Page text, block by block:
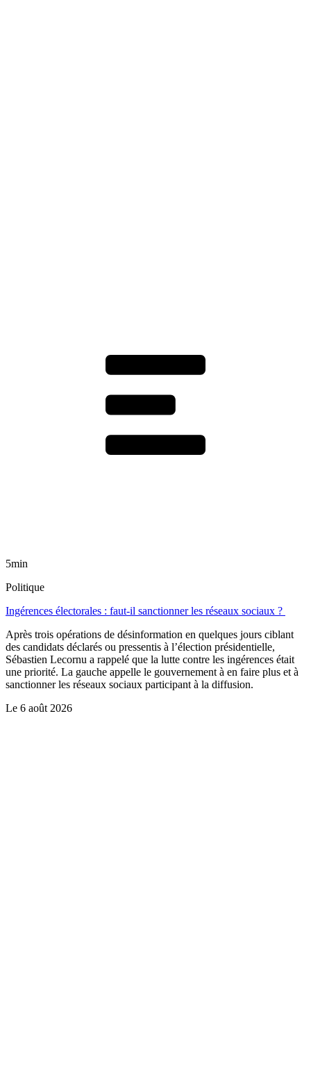
5min
Politique
Ingérences électorales : faut-il sanctionner les réseaux sociaux ?
Après trois opérations de désinformation en quelques jours ciblant
des candidats déclarés ou pressentis à l’élection présidentielle,
Sébastien Lecornu a rappelé que la lutte contre les ingérences était
une priorité. La gauche appelle le gouvernement à en faire plus et à
sanctionner les réseaux sociaux participant à la diffusion.
Le 6 août 2026